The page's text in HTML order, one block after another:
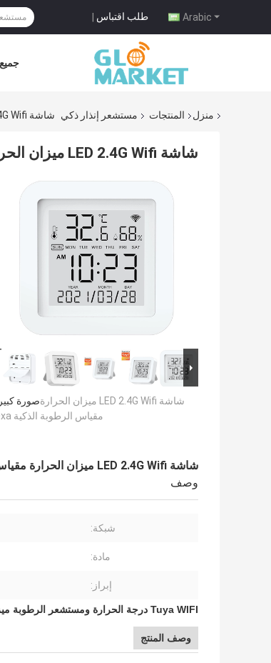
Arabic طلب اقتباس |
جميع
منزل المنتجات مستشعر إنذار ذكي شاشة LED 2.4G Wifi ميزان الحرارة مقياس الرطوبة الذكية Alexa
شاشة LED 2.4G Wifi ميزان الحرارة مقياس الرطوبة الذكية Alexa
صورةشاشة LED 2.4G Wifi ميزان الحرارة
مقياس الرطوبة الذكية Alexa
شاشة LED 2.4G Wifi ميزان الحرارة مقياس الرطوبة الذكية Alexa
وصف
شبكة:
مادة:
إبراز:
Tuya WIFI درجة الحرارة ومستشعر الرطوبة ميزان الحرارة مع شاشة LED دعم Amazon Alexa
وصف المنتج